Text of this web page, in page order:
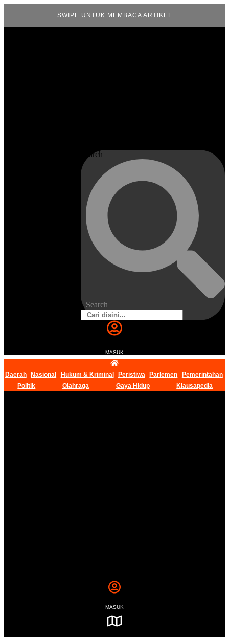
SWIPE UNTUK MEMBACA ARTIKEL
Search
Search
MASUK
Daerah Nasional Hukum & Kriminal Peristiwa Parlemen
Pemerintahan
Politik
Olahraga Gaya Hidup Klausapedia
MASUK